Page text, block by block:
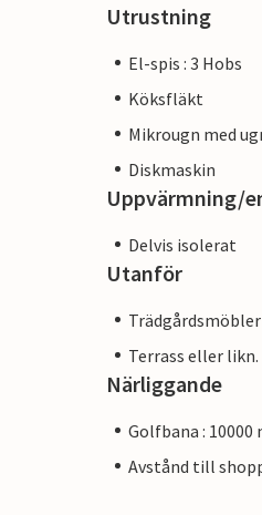
Utrustning
El-spis : 3 Hobs
Köksfläkt
Mikrougn med
Diskmaskin
Uppvärmning/
Delvis isolerat
Utanför
Trädgårdsmöbler
Terrass eller
Närliggande
Golfbana : 10000
Avstånd till